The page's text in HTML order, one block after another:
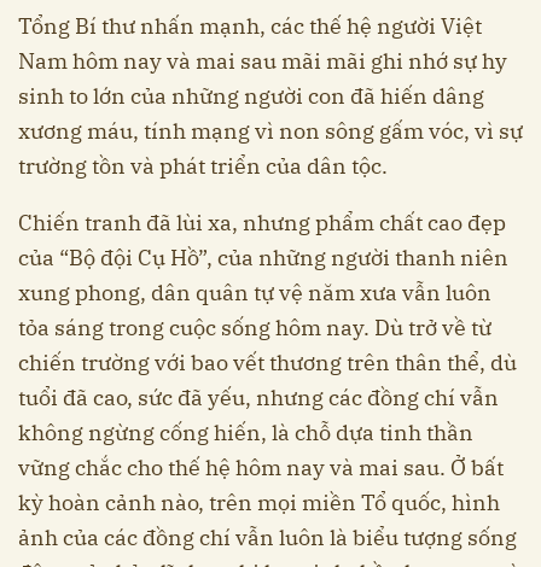
Tổng Bí thư nhấn mạnh, các thế hệ người Việt
Nam hôm nay và mai sau mãi mãi ghi nhớ sự hy
sinh to lớn của những người con đã hiến dâng
xương máu, tính mạng vì non sông gấm vóc, vì sự
trường tồn và phát triển của dân tộc.
Chiến tranh đã lùi xa, nhưng phẩm chất cao đẹp
của “Bộ đội Cụ Hồ”, của những người thanh niên
xung phong, dân quân tự vệ năm xưa vẫn luôn
tỏa sáng trong cuộc sống hôm nay. Dù trở về từ
chiến trường với bao vết thương trên thân thể, dù
tuổi đã cao, sức đã yếu, nhưng các đồng chí vẫn
không ngừng cống hiến, là chỗ dựa tinh thần
vững chắc cho thế hệ hôm nay và mai sau. Ở bất
kỳ hoàn cảnh nào, trên mọi miền Tổ quốc, hình
ảnh của các đồng chí vẫn luôn là biểu tượng sống